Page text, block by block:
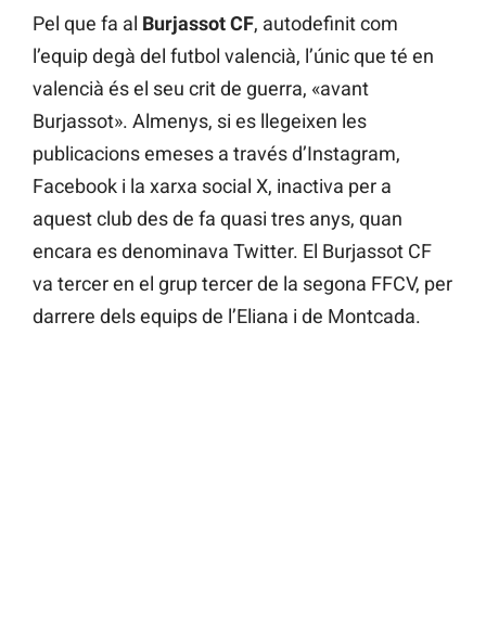
Pel que fa al Burjassot CF, autodefinit com
l’equip degà del futbol valencià, l’únic que té en
valencià és el seu crit de guerra, «avant
Burjassot». Almenys, si es llegeixen les
publicacions emeses a través d’Instagram,
Facebook i la xarxa social X, inactiva per a
aquest club des de fa quasi tres anys, quan
encara es denominava Twitter. El Burjassot CF
va tercer en el grup tercer de la segona FFCV, per
darrere dels equips de l’Eliana i de Montcada.